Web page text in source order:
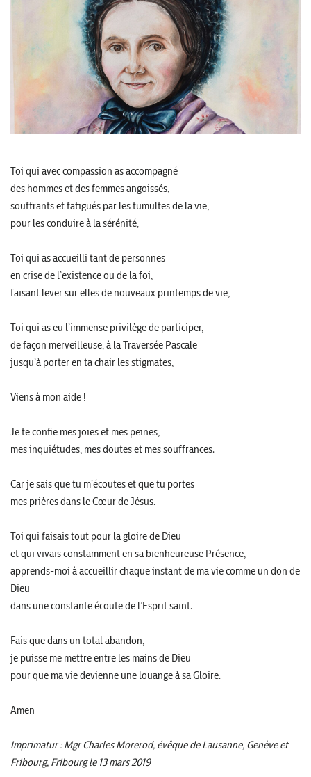
Toi qui avec compassion as accompagné
des hommes et des femmes angoissés,
souffrants et fatigués par les tumultes de la vie,
pour les conduire à la sérénité,
Toi qui as accueilli tant de personnes
en crise de l’existence ou de la foi,
faisant lever sur elles de nouveaux printemps de vie,
Toi qui as eu l’immense privilège de participer,
de façon merveilleuse, à la Traversée Pascale
jusqu’à porter en ta chair les stigmates,
Viens à mon aide !
Je te confie mes joies et mes peines,
mes inquiétudes, mes doutes et mes souffrances.
Car je sais que tu m’écoutes et que tu portes
mes prières dans le Cœur de Jésus.
Toi qui faisais tout pour la gloire de Dieu
et qui vivais constamment en sa bienheureuse Présence,
apprends-moi à accueillir chaque instant de ma vie comme un don de
Dieu
dans une constante écoute de l’Esprit saint.
Fais que dans un total abandon,
je puisse me mettre entre les mains de Dieu
pour que ma vie devienne une louange à sa Gloire.
Amen
Imprimatur : Mgr Charles Morerod, évêque de Lausanne, Genève et
Fribourg, Fribourg le 13 mars 2019